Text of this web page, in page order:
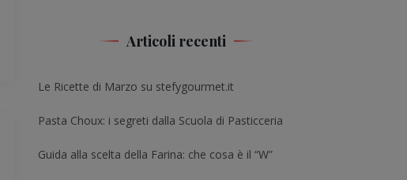
Articoli recenti
Le Ricette di Marzo su stefygourmet.it
Pasta Choux: i segreti dalla Scuola di Pasticceria
Guida alla scelta della Farina: che cosa è il “W”